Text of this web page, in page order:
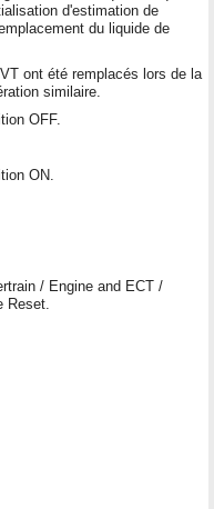
d'estimation de
du liquide de
ont été remplacés lors de la
similaire.
OFF.
ON.
/ Engine and ECT /
Reset.